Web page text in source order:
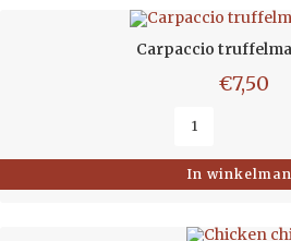
Carpaccio
€7,50
In